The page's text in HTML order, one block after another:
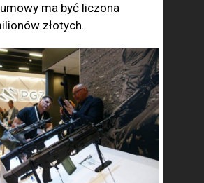
ma być liczona
złotych.